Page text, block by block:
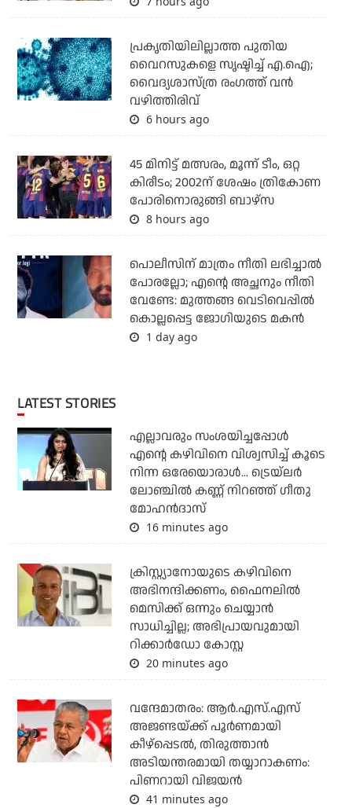
പ്രകൃതിയിലില്ലാത്ത പുതിയ
വൈറസുകളെ സൃഷ്ടിച്ച് എ.ഐ;
വൈദ്യശാസ്ത്ര രംഗത്ത് വന്‍
വഴിത്തിരിവ്
6 hours ago
45 മിനിട്ട് മത്സരം, മൂന്ന് ടീം, ഒറ്റ
കിരീടം; 2002ന് ശേഷം ത്രികോണ
പോരിനൊരുങ്ങി ബാഴ്‌സ
8 hours ago
പൊലീസിന് മാത്രം നീതി ലഭിച്ചാല്‍
പോരല്ലോ; എന്റെ അച്ഛനും നീതി
വേണ്ടേ: മുത്തങ്ങ വെടിവെപ്പില്‍
കൊല്ലപ്പെട്ട ജോഗിയുടെ മകന്‍
1 day ago
LATEST STORIES
എല്ലാവരും സംശയിച്ചപ്പോള്‍
എന്റെ കഴിവിനെ വിശ്വസിച്ച് കൂടെ
നിന്ന ഒരേയൊരാള്‍... ട്രെയ്‌ലര്‍
ലോഞ്ചില്‍ കണ്ണ് നിറഞ്ഞ് ഗീതു
മോഹന്‍ദാസ്
16 minutes ago
ക്രിസ്റ്റ്യാനോയുടെ കഴിവിനെ
അഭിനന്ദിക്കണം, ഫൈനലില്‍
മെസിക്ക് ഒന്നും ചെയ്യാന്‍
സാധിച്ചില്ല; അഭിപ്രായവുമായി
റിക്കാര്‍ഡോ കോസ്റ്റ
20 minutes ago
വന്ദേമാതരം: ആര്‍.എസ്.എസ്
അജണ്ടയ്ക്ക് പൂര്‍ണമായി
കീഴ്‌പ്പെടല്‍, തിരുത്താന്‍
അടിയന്തരമായി തയ്യാറാകണം:
പിണറായി വിജയന്‍
41 minutes ago